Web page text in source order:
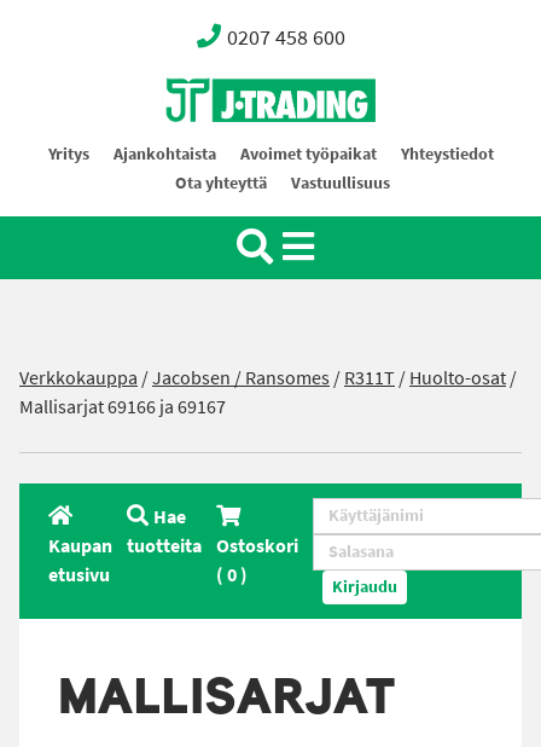
0207 458 600
Oy J-Trading Ab
Yritys Ajankohtaista Avoimet työpaikat
Yhteystiedot
Ota yhteyttä
Vastuullisuus
Verkkokauppa /Jacobsen / Ransomes /R311T/Huolto-osat/
Mallisarjat 69166 ja 69167
Kaupan
etusivu
Hae
tuotteita Ostoskori
(0) Kirjaudu
MALLISARJAT